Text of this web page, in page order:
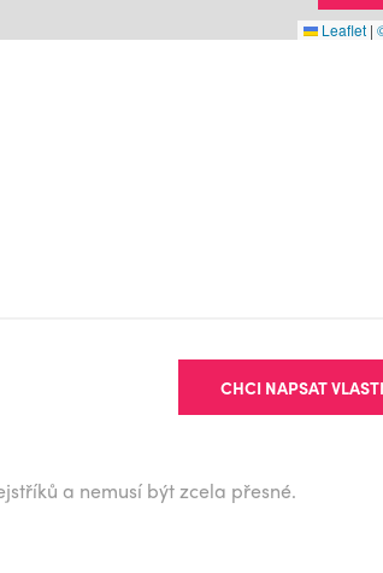
Leaflet |
CHCI NAPSAT
a nemusí být zcela přesné.